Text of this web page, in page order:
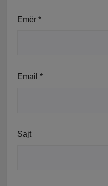
Emër *
Email *
Sajt